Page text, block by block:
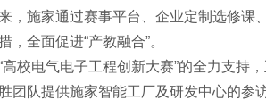
，施家通过赛事平台、企业定制选修课
，全面促进“产教融合”。
高校电气电子工程创新大赛”的全力支持
团队提供施家智能工厂及研发中心的